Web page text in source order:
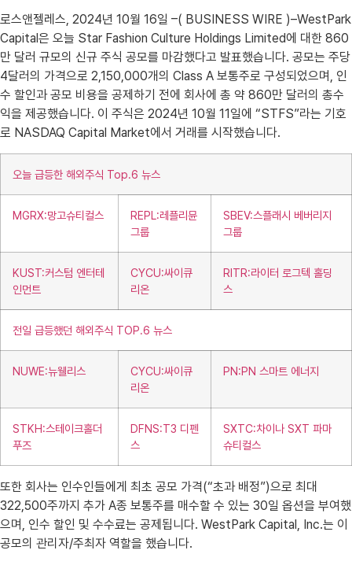
로스앤젤레스, 2024년 10월 16일 –( BUSINESS WIRE )–WestPark
Capital은 오늘 Star Fashion Culture Holdings Limited에 대한 860
만 달러 규모의 신규 주식 공모를 마감했다고 발표했습니다. 공모는 주당
4달러의 가격으로 2,150,000개의 Class A 보통주로 구성되었으며, 인
수 할인과 공모 비용을 공제하기 전에 회사에 총 약 860만 달러의 총수
익을 제공했습니다. 이 주식은 2024년 10월 11일에 “STFS”라는 기호
로 NASDAQ Capital Market에서 거래를 시작했습니다.
오늘 급등한 해외주식 Top.6 뉴스
MGRX:망고슈티컬스
REPL:레플리뮨
그룹
SBEV:스플래시 베버리지
그룹
KUST:커스텀 엔터테
인먼트
CYCU:싸이큐
리온
RITR:라이터 로그텍 홀딩
스
전일 급등했던 해외주식 TOP.6 뉴스
NUWE:뉴웰리스
CYCU:싸이큐
리온
PN:PN 스마트 에너지
STKH:스테이크홀더
푸즈
DFNS:T3 디펜
스
SXTC:차이나 SXT 파마
슈티컬스
또한 회사는 인수인들에게 최초 공모 가격(“초과 배정”)으로 최대
322,500주까지 추가 A종 보통주를 매수할 수 있는 30일 옵션을 부여했
으며, 인수 할인 및 수수료는 공제됩니다. WestPark Capital, Inc.는 이
공모의 관리자/주최자 역할을 했습니다.